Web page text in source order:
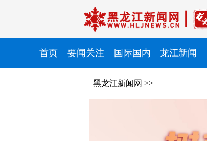
首页 要闻关注 国际国内 龙江新闻
黑龙江新闻网 >>